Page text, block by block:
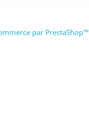
par PrestaShop™